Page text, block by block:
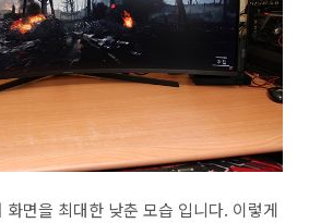
화면을 최대한 낮춘 모습 입니다. 이렇게